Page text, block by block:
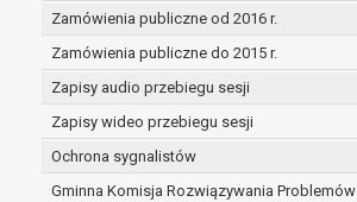
Zamówienia publiczne od 2016 r.
Zamówienia publiczne do 2015 r.
Zapisy audio przebiegu sesji
Zapisy wideo przebiegu sesji
Ochrona sygnalistów
Gminna Komisja Rozwiązywania Problemów